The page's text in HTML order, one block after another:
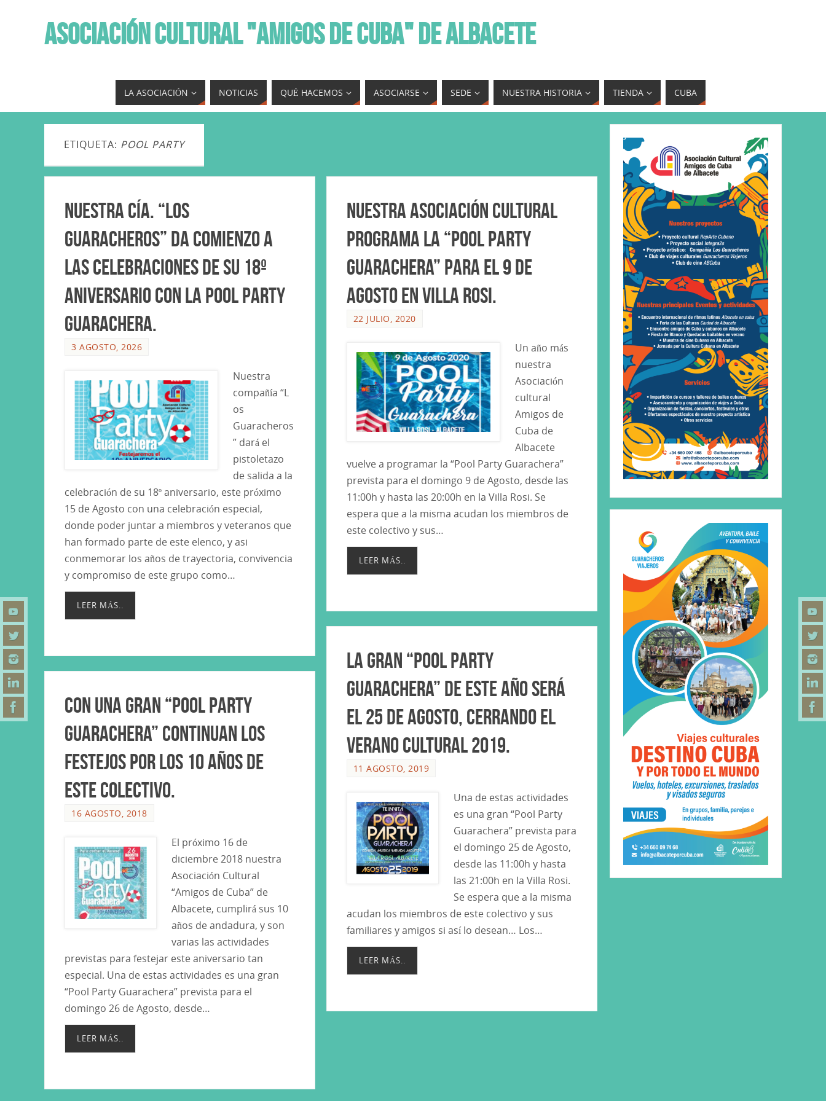
ASOCIACIÓN CULTURAL "AMIGOS DE CUBA" DE ALBACETE
LA ASOCIACIÓN NOTICIAS QUÉ HACEMOS ASOCIARSE SEDE NUESTRA HISTORIA TIENDA CUBA
ETIQUETA: POOL PARTY
Nuestra Cía. “Los
Guaracheros” da comienzo a
las celebraciones de su 18º
Aniversario con la Pool Party
Guarachera.
3 AGOSTO, 2026
Nuestra
compañía “L
os
Guaracheros
” dará el
pistoletazo
de salida a la
celebración de su 18º aniversario, este próximo
15 de Agosto con una celebración especial,
donde poder juntar a miembros y veteranos que
han formado parte de este elenco, y asi
conmemorar los años de trayectoria, convivencia
y compromiso de este grupo como…
LEER MÁS..
Nuestra Asociación cultural
programa la “Pool Party
Guarachera” para el 9 de
Agosto en Villa Rosi.
22 JULIO, 2020
Un año más
nuestra
Asociación
cultural
Amigos de
Cuba de
Albacete
vuelve a programar la “Pool Party Guarachera”
prevista para el domingo 9 de Agosto, desde las
11:00h y hasta las 20:00h en la Villa Rosi. Se
espera que a la misma acudan los miembros de
este colectivo y sus…
LEER MÁS..
La gran “Pool Party
Guarachera” de este año será
el 25 de Agosto, cerrando el
Verano Cultural 2019.
11 AGOSTO, 2019
Una de estas actividades
es una gran “Pool Party
Guarachera” prevista para
el domingo 25 de Agosto,
desde las 11:00h y hasta
las 21:00h en la Villa Rosi.
Se espera que a la misma
acudan los miembros de este colectivo y sus
familiares y amigos si así lo desean… Los…
LEER MÁS..
Con una gran “Pool Party
Guarachera” continuan los
festejos por los 10 años de
este colectivo.
16 AGOSTO, 2018
El próximo 16 de
diciembre 2018 nuestra
Asociación Cultural
“Amigos de Cuba” de
Albacete, cumplirá sus 10
años de andadura, y son
varias las actividades
previstas para festejar este aniversario tan
especial. Una de estas actividades es una gran
“Pool Party Guarachera” prevista para el
domingo 26 de Agosto, desde…
LEER MÁS..